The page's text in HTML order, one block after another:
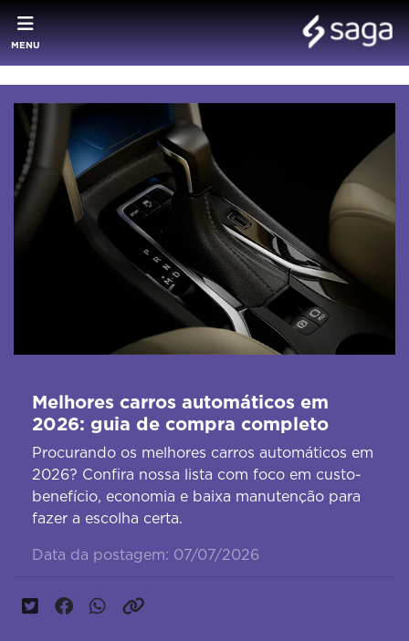
MENU
Melhores carros automáticos em
2026: guia de compra completo
Procurando os melhores carros automáticos em
2026? Confira nossa lista com foco em custo-
benefício, economia e baixa manutenção para
fazer a escolha certa.
Data da postagem: 07/07/2026